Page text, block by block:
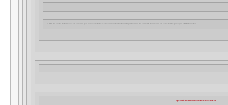
O IBEC Rio acaba de formalizar um convênio que beneficiará todos os associados ao Sindicato dos Engenheiros do Rio com 20% de desconto em cursos de Pós-graduação e MBA Executivo
Aproveite o seu desconto e inscreva-se